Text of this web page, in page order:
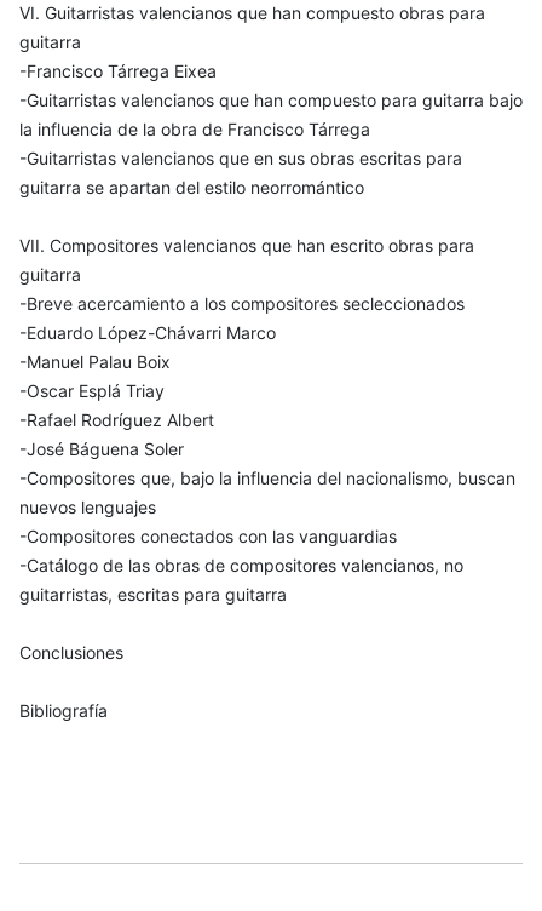
VI. Guitarristas valencianos que han compuesto obras para
guitarra
-Francisco Tárrega Eixea
-Guitarristas valencianos que han compuesto para guitarra bajo
la influencia de la obra de Francisco Tárrega
-Guitarristas valencianos que en sus obras escritas para
guitarra se apartan del estilo neorromántico
VII. Compositores valencianos que han escrito obras para
guitarra
-Breve acercamiento a los compositores secleccionados
-Eduardo López-Chávarri Marco
-Manuel Palau Boix
-Oscar Esplá Triay
-Rafael Rodríguez Albert
-José Báguena Soler
-Compositores que, bajo la influencia del nacionalismo, buscan
nuevos lenguajes
-Compositores conectados con las vanguardias
-Catálogo de las obras de compositores valencianos, no
guitarristas, escritas para guitarra
Conclusiones
Bibliografía